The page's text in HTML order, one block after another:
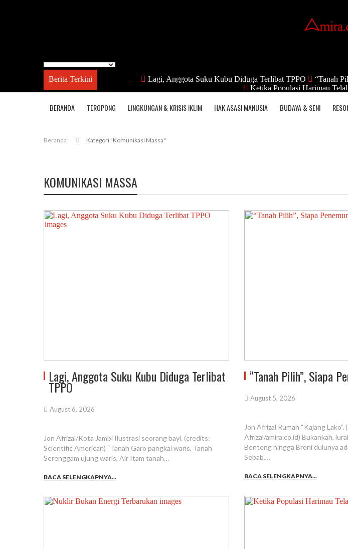
Berita Terkini Lagi, Anggota Suku Kubu Diduga Terlibat TPPO “Tanah
Ketika Populasi Harimau
BERANDA TEROPONG LINGKUNGAN & KRISIS IKLIM HAK ASASI MANUSIA BUDAYA & SENI
Beranda Kategori "komunikasi Massa"
KOMUNIKASI MASSA
Lagi, Anggota Suku Kubu Diduga Terlibat
TPPO
August 6, 2026
Jon Afrizal/Kota Jambi Ilustrasi seorang bayi. (credits:
Scientific American) “Tanah Garo pangkal waris, Tanah
Serenggam ujung waris, Air Itam tanah…
BACA SELENGKAPNYA...
“Tanah Pilih”, Siapa
August 5, 2026
Jon Afrizal Rumah “Kajang
Afrizal/amira.co.id) Bukankah,
Benteng hingga Broni dulunya
Sebab,…
BACA SELENGKAPNYA...